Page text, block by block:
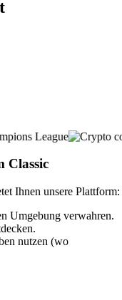
Classic
Ihnen unsere Plattform:
Umgebung verwahren.
nutzen (wo